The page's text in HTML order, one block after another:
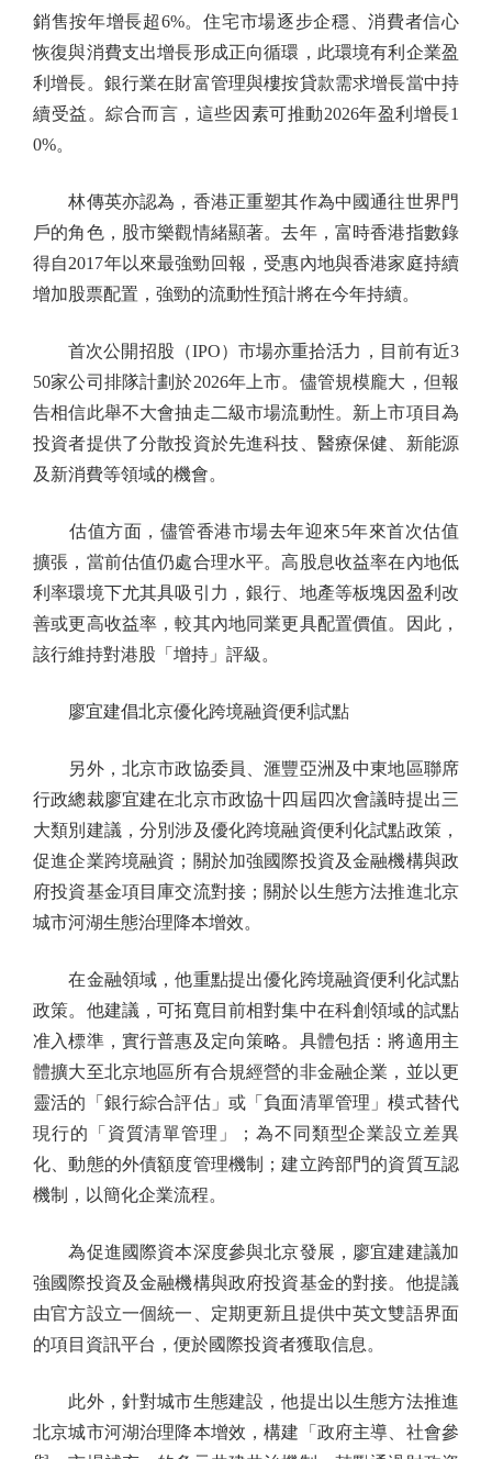
銷售按年增長超6%。住宅市場逐步企穩、消費者信心
恢復與消費支出增長形成正向循環，此環境有利企業盈
利增長。銀行業在財富管理與樓按貸款需求增長當中持
續受益。綜合而言，這些因素可推動2026年盈利增長1
0%。
林傳英亦認為，香港正重塑其作為中國通往世界門
戶的角色，股市樂觀情緒顯著。去年，富時香港指數錄
得自2017年以來最強勁回報，受惠內地與香港家庭持續
增加股票配置，強勁的流動性預計將在今年持續。
首次公開招股（IPO）市場亦重拾活力，目前有近3
50家公司排隊計劃於2026年上市。儘管規模龐大，但報
告相信此舉不大會抽走二級市場流動性。新上市項目為
投資者提供了分散投資於先進科技、醫療保健、新能源
及新消費等領域的機會。
估值方面，儘管香港市場去年迎來5年來首次估值
擴張，當前估值仍處合理水平。高股息收益率在內地低
利率環境下尤其具吸引力，銀行、地產等板塊因盈利改
善或更高收益率，較其內地同業更具配置價值。因此，
該行維持對港股「增持」評級。
廖宜建倡北京優化跨境融資便利試點
另外，北京市政協委員、滙豐亞洲及中東地區聯席
行政總裁廖宜建在北京市政協十四屆四次會議時提出三
大類別建議，分別涉及優化跨境融資便利化試點政策，
促進企業跨境融資；關於加強國際投資及金融機構與政
府投資基金項目庫交流對接；關於以生態方法推進北京
城市河湖生態治理降本增效。
在金融領域，他重點提出優化跨境融資便利化試點
政策。他建議，可拓寬目前相對集中在科創領域的試點
准入標準，實行普惠及定向策略。具體包括：將適用主
體擴大至北京地區所有合規經營的非金融企業，並以更
靈活的「銀行綜合評估」或「負面清單管理」模式替代
現行的「資質清單管理」；為不同類型企業設立差異
化、動態的外債額度管理機制；建立跨部門的資質互認
機制，以簡化企業流程。
為促進國際資本深度參與北京發展，廖宜建建議加
強國際投資及金融機構與政府投資基金的對接。他提議
由官方設立一個統一、定期更新且提供中英文雙語界面
的項目資訊平台，便於國際投資者獲取信息。
此外，針對城市生態建設，他提出以生態方法推進
北京城市河湖治理降本增效，構建「政府主導、社會參